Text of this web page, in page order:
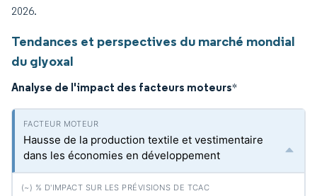
2026.
Tendances et perspectives du marché mondial
du glyoxal
Analyse de l'impact des facteurs moteurs*
Hausse de la production textile et vestimentaire
dans les économies en développement